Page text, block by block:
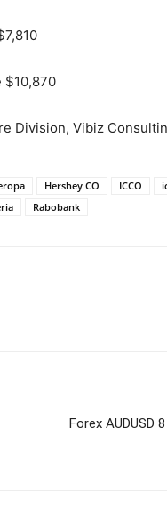
$10,870
Division, Vibiz
Hershey CO ICCO
Rabobank
Forex AUDUSD